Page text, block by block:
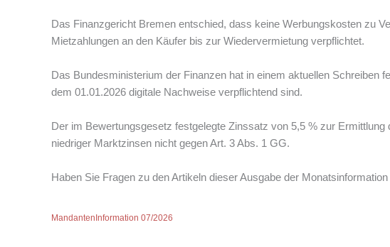
Das Finanzgericht Bremen entschied, dass keine Werbungskosten zu
Mietzahlungen an den Käufer bis zur Wiedervermietung verpflichtet.
Das Bundesministerium der Finanzen hat in einem aktuellen
dem 01.01.2026 digitale Nachweise verpflichtend sind.
Der im Bewertungsgesetz festgelegte Zinssatz von 5,5 % zur
niedriger Marktzinsen nicht gegen Art. 3 Abs. 1 GG.
Haben Sie Fragen zu den Artikeln dieser Ausgabe der
MandantenInformation 07/2026